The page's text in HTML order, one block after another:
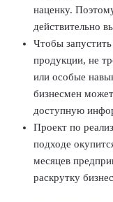
наценку.
действительно
Чтобы
продукции, не
или особые
бизнесмен
доступную
Проект по
подходе
месяцев
раскрутку